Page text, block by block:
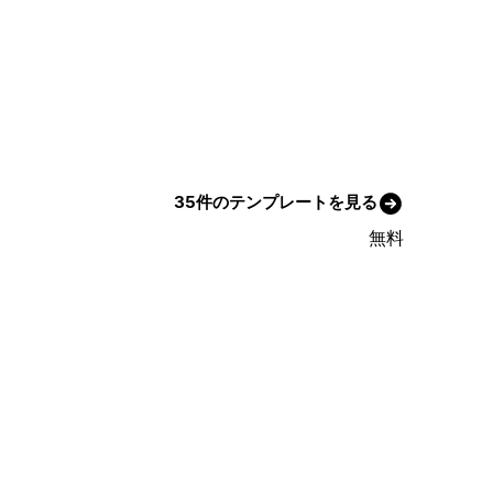
35件のテンプレートを見る
無料